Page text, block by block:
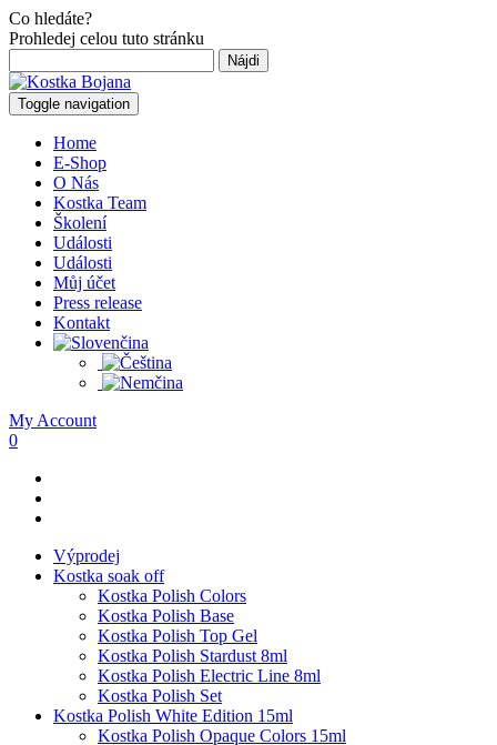
Co hledáte?
Prohledej celou tuto stránku
Toggle navigation
Home
E-Shop
O Nás
Kostka Team
Školení
Události
Události
Můj účet
Press release
Kontakt
My Account
0
Výprodej
Kostka soak off
Kostka Polish Colors
Kostka Polish Base
Kostka Polish Top Gel
Kostka Polish Stardust 8ml
Kostka Polish Electric Line 8ml
Kostka Polish Set
Kostka Polish White Edition 15ml
Kostka Polish Opaque Colors 15ml